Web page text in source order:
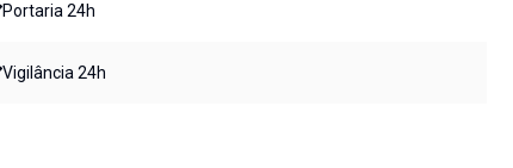
Portaria 24h
Vigilância 24h